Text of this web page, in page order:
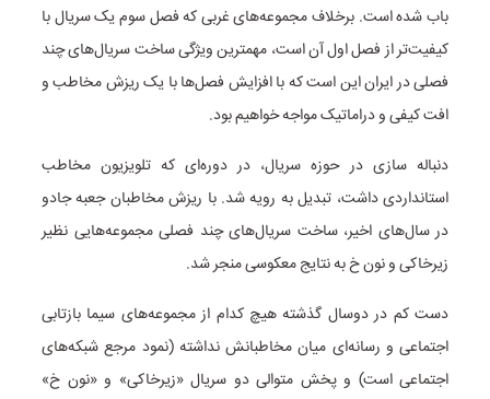
باب شده است. برخلاف مجموعه‌های غربی که فصل سوم یک سریال با
کیفیت‌تر از فصل اول آن است، مهمترین ویژگی ساخت سریال‌های چند
فصلی در ایران این است که با افزایش فصل‌ها با یک ریزش مخاطب و
افت کیفی و دراماتیک مواجه خواهیم بود.
دنباله سازی در حوزه سریال‌، در دوره‌ای که تلویزیون مخاطب
استانداردی داشت، تبدیل به رویه شد. با ریزش مخاطبان جعبه جادو
در سال‌های اخیر، ساخت سریال‌های چند فصلی مجموعه‌هایی نظیر
زیرخاکی و نون خ به نتایج معکوسی منجر شد.
دست کم در دوسال گذشته هیچ کدام از مجموعه‌های سیما بازتابی
اجتماعی و رسانه‌ای میان مخاطبانش نداشته (نمود مرجع شبکه‌های
اجتماعی است) و پخش متوالی دو سریال «زیرخاکی» و «نون خ»